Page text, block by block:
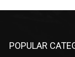
POPULAR